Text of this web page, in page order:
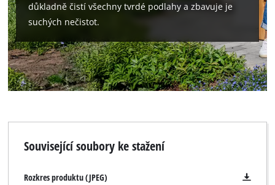
důkladně čistí všechny tvrdé podlahy a zbavuje je
suchých nečistot.
Související soubory ke stažení
Rozkres produktu (JPEG)